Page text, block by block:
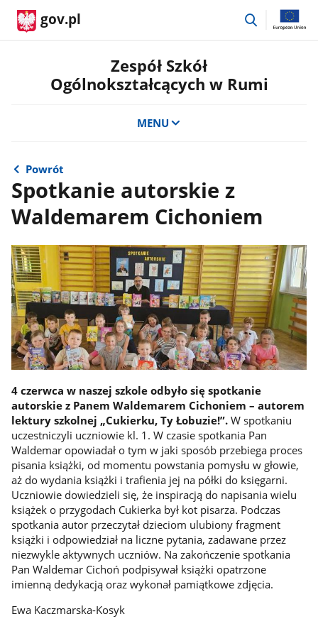
gov.pl
przejdź
Zespół Szkół
Ogólnokształcących w Rumi
MENU
Powrót
Spotkanie autorskie z
Waldemarem Cichoniem
4 czerwca w naszej szkole odbyło się spotkanie
autorskie z Panem Waldemarem Cichoniem – autorem
lektury szkolnej „Cukierku, Ty Łobuzie!”.W spotkaniu
uczestniczyli uczniowie kl. 1. W czasie spotkania Pan
Waldemar opowiadał o tym w jaki sposób przebiega proces
pisania książki, od momentu powstania pomysłu w głowie,
aż do wydania książki i trafienia jej na półki do księgarni.
Uczniowie dowiedzieli się, że inspiracją do napisania wielu
książek o przygodach Cukierka był kot pisarza. Podczas
spotkania autor przeczytał dzieciom ulubiony fragment
książki i odpowiedział na liczne pytania, zadawane przez
niezwykle aktywnych uczniów. Na zakończenie spotkania
Pan Waldemar Cichoń podpisywał książki opatrzone
imienną dedykacją oraz wykonał pamiątkowe zdjęcia.
Ewa Kaczmarska-Kosyk